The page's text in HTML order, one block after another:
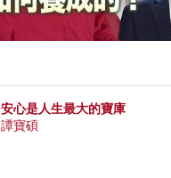
安心是人生最大的寶庫
譚寶碩